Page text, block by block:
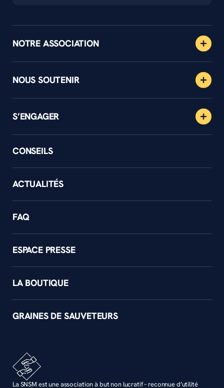
NOTRE ASSOCIATION
NOUS SOUTENIR
S’ENGAGER
CONSEILS
ACTUALITÉS
FAQ
ESPACE PRESSE
LA BOUTIQUE
GRAINES DE SAUVETEURS
La SNSM est une association à but non lucratif – reconnue d’utilité